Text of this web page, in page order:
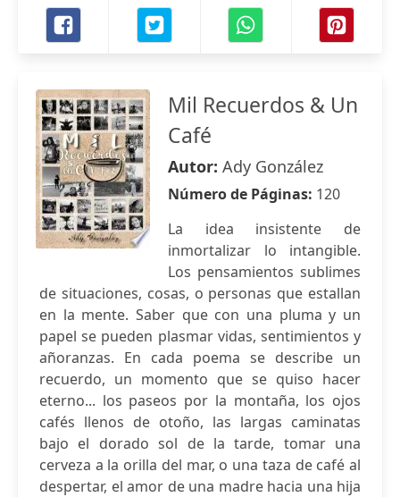
Mil Recuerdos & Un
Café
Autor: Ady González
Número de Páginas: 120
La idea insistente de
inmortalizar lo intangible.
Los pensamientos sublimes
de situaciones, cosas, o personas que estallan
en la mente. Saber que con una pluma y un
papel se pueden plasmar vidas, sentimientos y
añoranzas. En cada poema se describe un
recuerdo, un momento que se quiso hacer
eterno... los paseos por la montaña, los ojos
cafés llenos de otoño, las largas caminatas
bajo el dorado sol de la tarde, tomar una
cerveza a la orilla del mar, o una taza de café al
despertar, el amor de una madre hacia una hija